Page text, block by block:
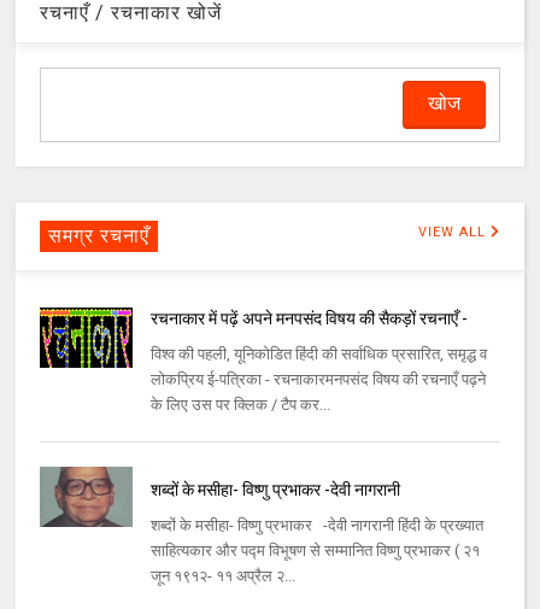
रचनाएँ / रचनाकार खोजें
समग्र रचनाएँ VIEW ALL
रचनाकार में पढ़ें अपने मनपसंद विषय की सैकड़ों रचनाएँ -
विश्व की पहली, यूनिकोडित हिंदी की सर्वाधिक प्रसारित, समृद्ध व
लोकप्रिय ई-पत्रिका - रचनाकारमनपसंद विषय की रचनाएँ पढ़ने
के लिए उस पर क्लिक / टैप कर...
शब्दों के मसीहा- विष्णु प्रभाकर -देवी नागरानी
शब्दों के मसीहा- विष्णु प्रभाकर -देवी नागरानी हिंदी के प्रख्यात
साहित्यकार और पद्म विभूषण से सम्मानित विष्णु प्रभाकर ( २१
जून १९१२- ११ अप्रैल २...